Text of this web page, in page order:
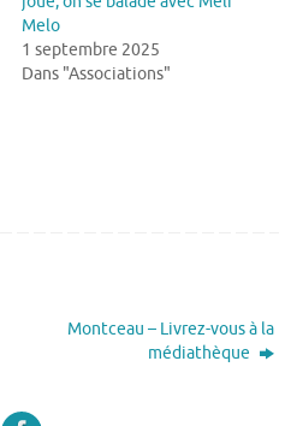
Melo
1 septembre 2025
Dans "Associations"
Montceau – Livrez-vous à la
médiathèque